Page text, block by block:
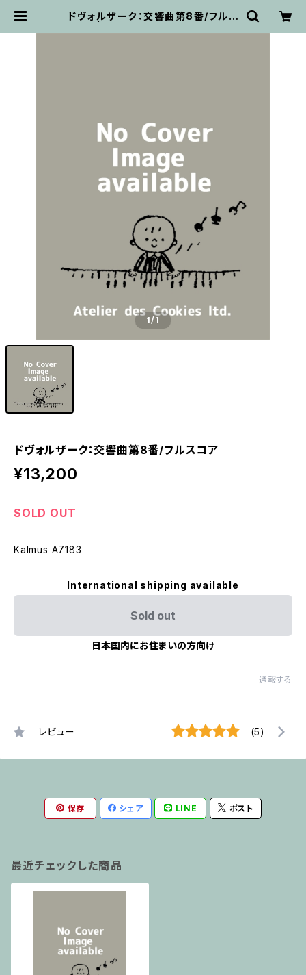
ドヴォルザーク：交響曲第8番/フルス
1/1
ドヴォルザーク：交響曲第8番/フルスコア
¥13,200
SOLD OUT
Kalmus A7183
International shipping available
Sold out
日本国内にお住まいの方向け
通報する
レビュー (5)
保存 シェア LINE ポスト
最近チェックした商品